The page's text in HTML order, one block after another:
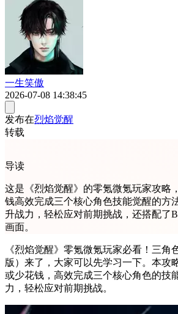
一生笑傲
2026-07-08 14:38:45
发布在烈焰觉醒
转载
导读
这是《烈焰觉醒》的零氪微氪玩家攻略
钱高效完成三个核心角色技能觉醒的方
升战力，轻松应对前期挑战，还搭配了
画面。
《烈焰觉醒》零氪微氪玩家必看！三角
版）来了，大家可以先学习一下。本攻
或少花钱，高效完成三个核心角色的技
力，轻松应对前期挑战。